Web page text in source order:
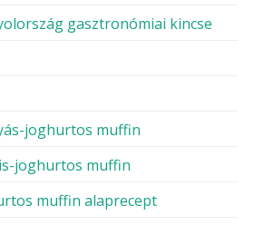
gasztronómiai kincse
joghurtos muffin
joghurtos muffin
muffin alaprecept